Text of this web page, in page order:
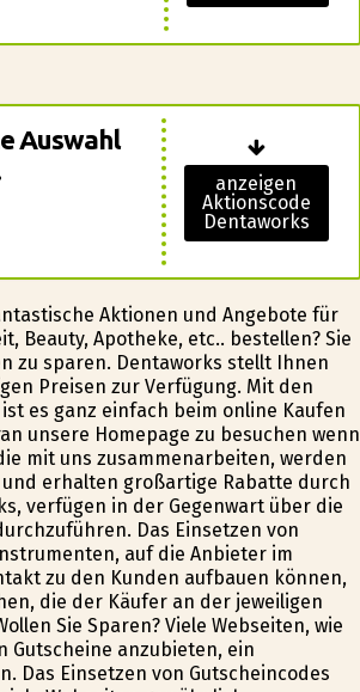
Auswahl
anzeigen
Aktionscode
Dentaworks
Aktionen und Angebote für
Beauty, Apotheke, etc.. bestellen? Sie
zu sparen. Dentaworks stellt Ihnen
Preisen zur Verfügung. Mit den
es ganz einfach beim online Kaufen
unsere Homepage zu besuchen wenn
mit uns zusammenarbeiten, werden
erhalten großartige Rabatte durch
verfügen in der Gegenwart über die
Das Einsetzen von
auf die Anbieter im
zu den Kunden aufbauen können,
die der Käufer an der jeweiligen
Sie Sparen? Viele Webseiten, wie
Gutscheine anzubieten, ein
Einsetzen von Gutscheincodes